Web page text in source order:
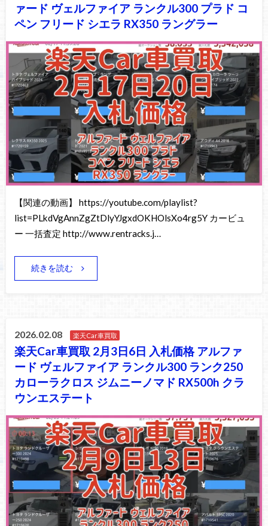
ァード ヴェルファイア ランクル300 プラド コ
ペン フリード シエラ RX350 ラングラー
【関連の動画】 https://youtube.com/playlist?
list=PLkdVgAnnZgZtDlyYJgxdOKHOlsXo4rg5Y カービュ
ー 一括査定 http://www.rentracks.j…
続きを読む
2026.02.08 楽天Car車買取
楽天Car車買取 2月3日6日 入札価格 アルファ
ード ヴェルファイア ランクル300 ランク250
カローラクロス ジムニーノマド RX500h クラ
ウンエステート